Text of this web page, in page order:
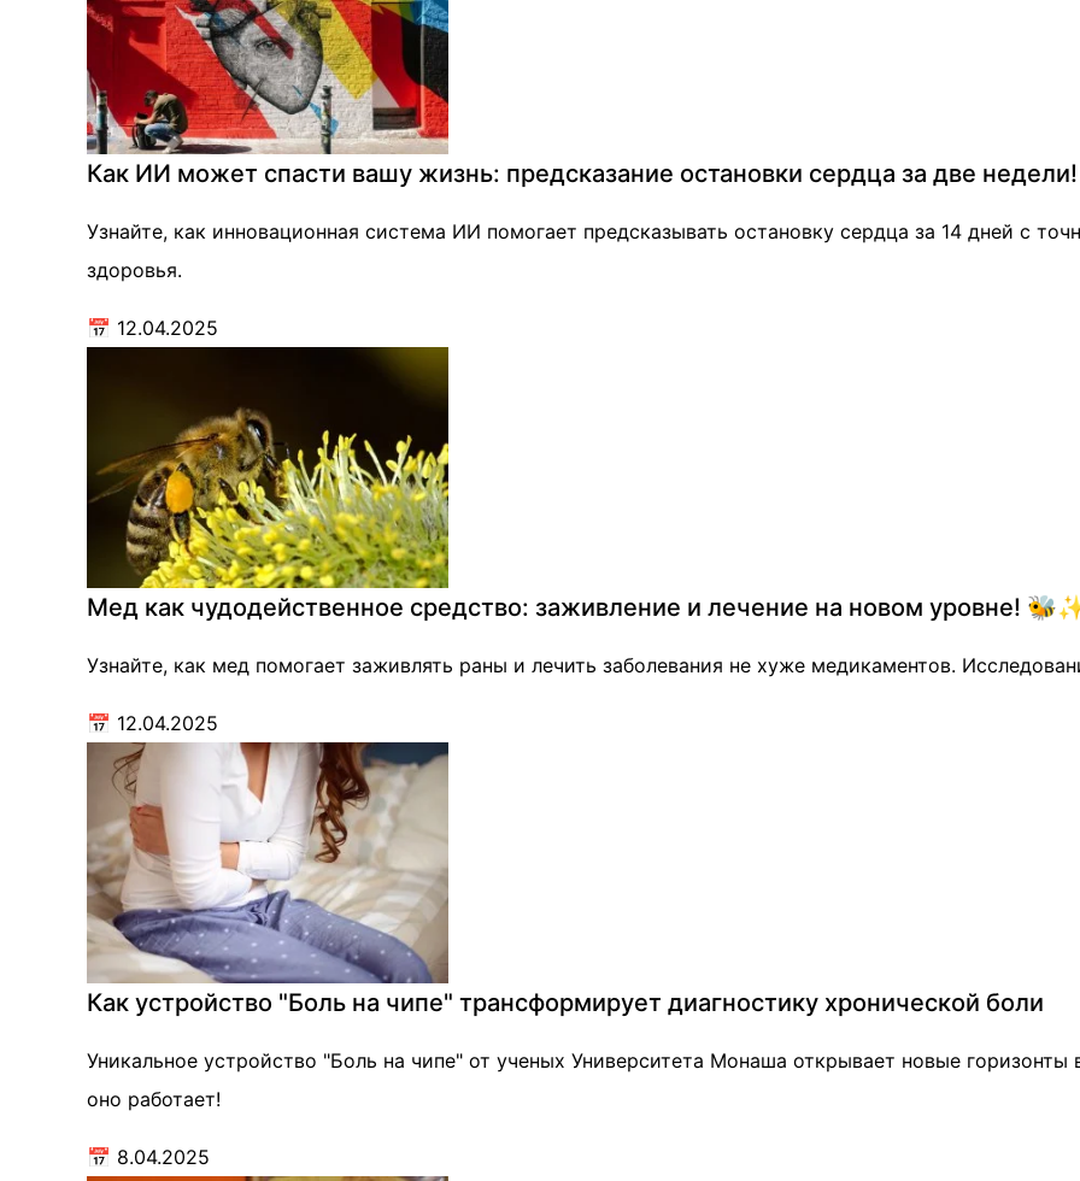
Как ИИ может спасти вашу жизнь: предсказание остановки сердца за две недели!
Узнайте, как инновационная система ИИ помогает предсказывать остановку сердца за 14 дней с
здоровья.
📅 12.04.2025
Мед как чудодейственное средство: заживление и лечение на новом уровне!
Узнайте, как мед помогает заживлять раны и лечить заболевания не хуже медикаментов.
📅 12.04.2025
Как устройство "Боль на чипе" трансформирует диагностику хронической боли
Уникальное устройство "Боль на чипе" от ученых Университета Монаша открывает новые горизонты
оно работает!
📅 8.04.2025